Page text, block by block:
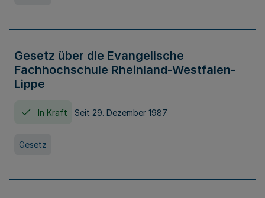
Gesetz über die Evangelische
Fachhochschule Rheinland-Westfalen-
Lippe
In Kraft Seit 29. Dezember 1987
Gesetz